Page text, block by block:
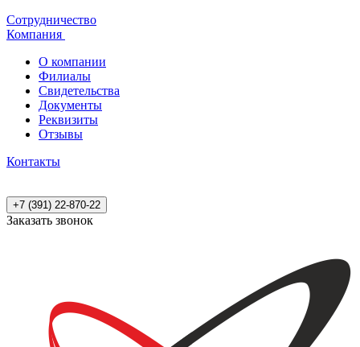
Сотрудничество
Компания
О компании
Филиалы
Свидетельства
Документы
Реквизиты
Отзывы
Контакты
+7 (391) 22-870-22
Заказать звонок